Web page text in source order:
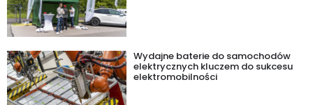
Wydajne baterie do samochodów
elektrycznych kluczem do sukcesu
elektromobilności